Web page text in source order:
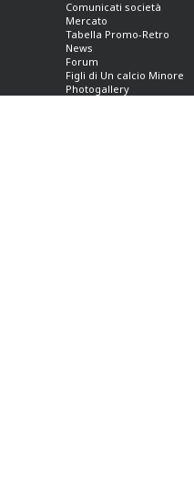
Comunicati società
Mercato
Tabella Promo-Retro
News
Forum
Figli di Un calcio Minore
Photogallery